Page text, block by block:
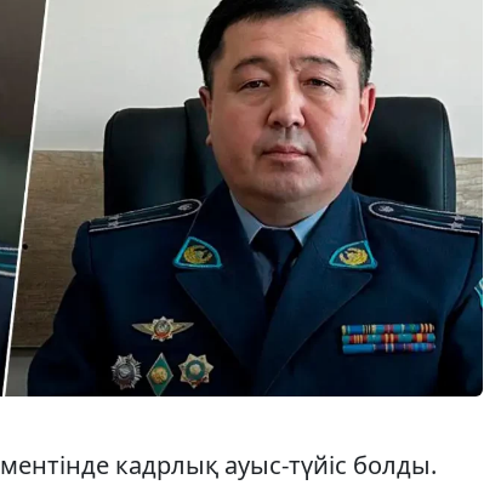
кадрлық ауыс-түйіс болды.